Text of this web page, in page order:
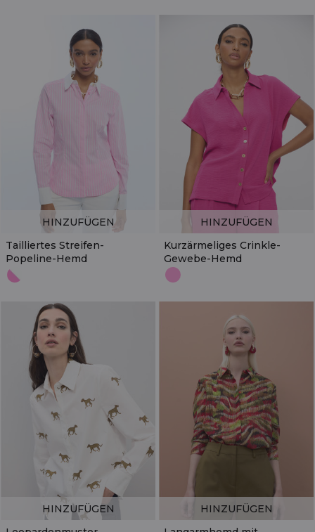
Tailliertes Streifen-
Popeline-Hemd
HINZUFÜGEN
Kurzärmeliges Crinkle-
Gewebe-Hemd
HINZUFÜGEN
HINZUFÜGEN
HINZUFÜGEN